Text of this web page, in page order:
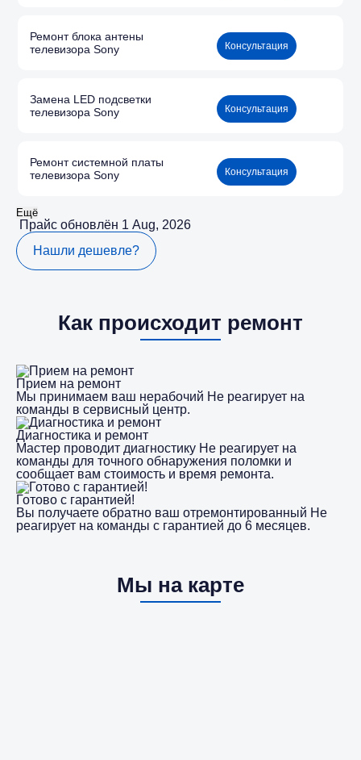
Ремонт блока антены
телевизора Sony
Консультация
Замена LED подсветки
телевизора Sony
Консультация
Ремонт системной платы
телевизора Sony
Консультация
Ещё
Прайс обновлён 1 Aug, 2026
Нашли дешевле?
Как происходит ремонт
Прием на ремонт
Мы принимаем ваш нерабочий Не реагирует на
команды в сервисный центр.
Диагностика и ремонт
Мастер проводит диагностику Не реагирует на
команды для точного обнаружения поломки и
сообщает вам стоимость и время ремонта.
Готово с гарантией!
Вы получаете обратно ваш отремонтированный Не
реагирует на команды с гарантией до 6 месяцев.
Мы на карте